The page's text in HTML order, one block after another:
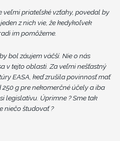
veľmi priateľské vzťahy, povedal by
z nich vie, že kedykoľvek
im pomôžeme.
bol záujem väčší. Nie o nás
v tejto oblasti. Za veľmi nešťastný
EASA, keď zrušila povinnosť mať
g pre nekomerčné účely a iba
legislatívu. Úprimne ? Sme tak
niečo študovať ?